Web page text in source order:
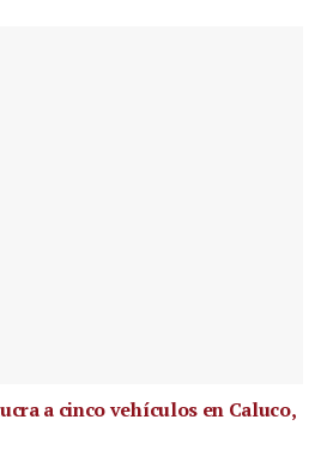
a cinco vehículos en Caluco,